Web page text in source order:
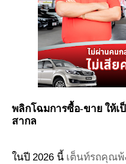
พลิกโฉมการซื้อ-ขาย ให้เ
สากล
ในปี 2026 นี้ เต็นท์รถคุณพ้